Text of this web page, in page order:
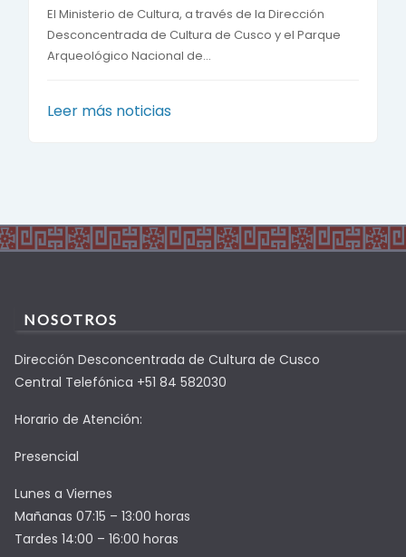
El Ministerio de Cultura, a través de la Dirección
Desconcentrada de Cultura de Cusco y el Parque
Arqueológico Nacional de...
Leer más noticias
NOSOTROS
Dirección Desconcentrada de Cultura de Cusco
Central Telefónica +51 84 582030
Horario de Atención:
Presencial
Lunes a Viernes
Mañanas 07:15 – 13:00 horas
Tardes 14:00 – 16:00 horas